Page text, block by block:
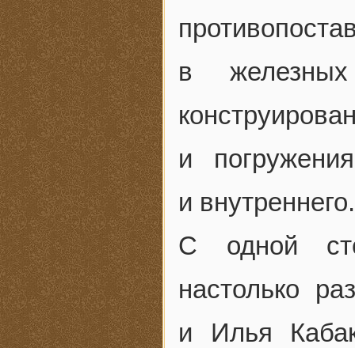
в
и
и внутреннего.
С одной
настолько
и Илья